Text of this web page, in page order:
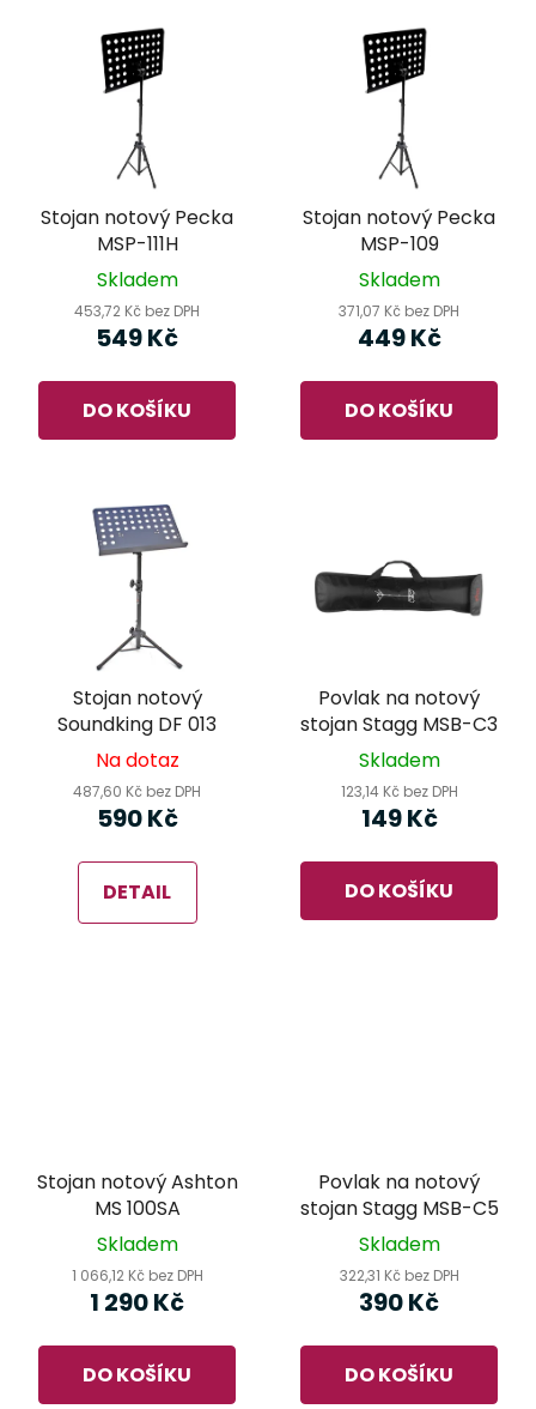
Stojan notový Pecka
MSP-111H
Skladem
453,72 Kč bez DPH
549 Kč
DO KOŠÍKU
Stojan notový Pecka
MSP-109
Skladem
371,07 Kč bez DPH
449 Kč
DO KOŠÍKU
Stojan notový
Soundking DF 013
Na dotaz
487,60 Kč bez DPH
590 Kč
DETAIL
Povlak na notový
stojan Stagg MSB-C3
Skladem
123,14 Kč bez DPH
149 Kč
DO KOŠÍKU
Stojan notový Ashton
MS 100SA
Skladem
1 066,12 Kč bez DPH
1 290 Kč
DO KOŠÍKU
Povlak na notový
stojan Stagg MSB-C5
Skladem
322,31 Kč bez DPH
390 Kč
DO KOŠÍKU